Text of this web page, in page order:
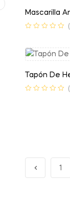
Mascarilla
Tapón De
1